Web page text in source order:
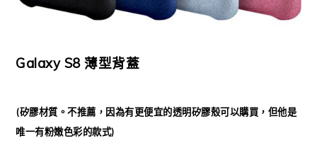
Galaxy S8 薄型背蓋
(矽膠材質。不推薦，因為有更便宜的透明矽膠殼可以購買，但他是
唯一有粉嫩色彩的款式)